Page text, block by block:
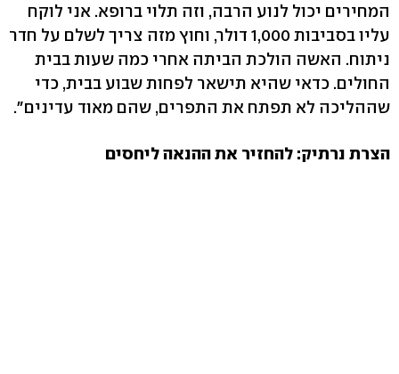
המחירים יכול לנוע הרבה, וזה תלוי ברופא. אני לוקח
עליו בסביבות 1,000 דולר, וחוץ מזה צריך לשלם על חדר
ניתוח. האשה הולכת הביתה אחרי כמה שעות בבית
החולים. כדאי שהיא תישאר לפחות שבוע בבית, כדי
שההליכה לא תפתח את התפרים, שהם מאוד עדינים".
הצרת נרתיק: להחזיר את ההנאה ליחסים